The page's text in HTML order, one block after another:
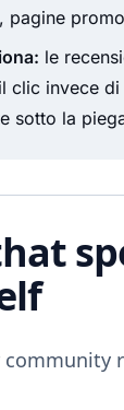
pagine promo
le
clic invece di
sotto la